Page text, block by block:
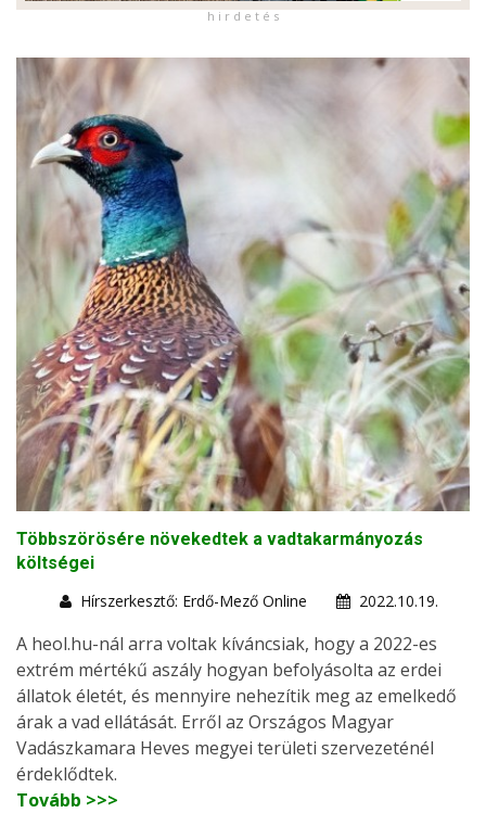
h i r d e t é s
Többszörösére növekedtek a vadtakarmányozás
költségei
Hírszerkesztő: Erdő-Mező Online
2022.10.19.
A heol.hu-nál arra voltak kíváncsiak, hogy a 2022-es
extrém mértékű aszály hogyan befolyásolta az erdei
állatok életét, és mennyire nehezítik meg az emelkedő
árak a vad ellátását. Erről az Országos Magyar
Vadászkamara Heves megyei területi szervezeténél
érdeklődtek.
Tovább >>>